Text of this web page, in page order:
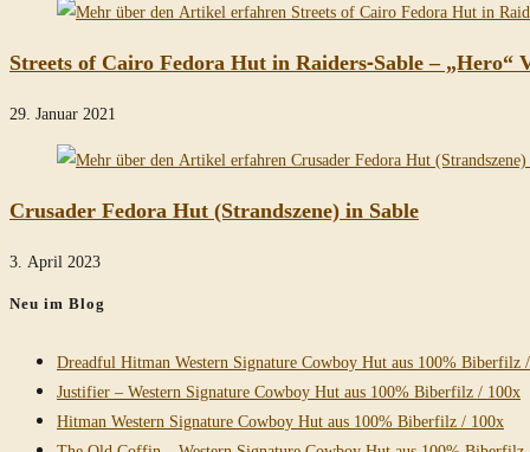
Streets of Cairo Fedora Hut in Raiders-Sable – „Hero“
29. Januar 2021
Crusader Fedora Hut (Strandszene) in Sable
3. April 2023
Neu im Blog
Dreadful Hitman Western Signature Cowboy Hut aus 100% Biberfilz
Justifier – Western Signature Cowboy Hut aus 100% Biberfilz / 100x
Hitman Western Signature Cowboy Hut aus 100% Biberfilz / 100x